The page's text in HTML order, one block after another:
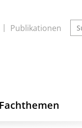
Publikationen
Fachthemen